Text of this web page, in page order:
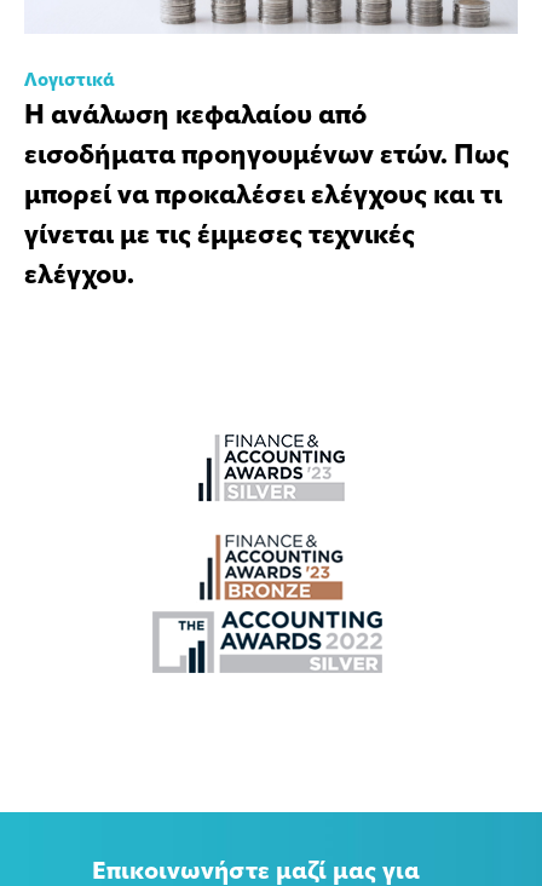
Λογιστικά
Η ανάλωση κεφαλαίου από
εισοδήματα προηγουμένων ετών. Πως
μπορεί να προκαλέσει ελέγχους και τι
γίνεται με τις έμμεσες τεχνικές
ελέγχου.
Επικοινωνήστε μαζί μας για